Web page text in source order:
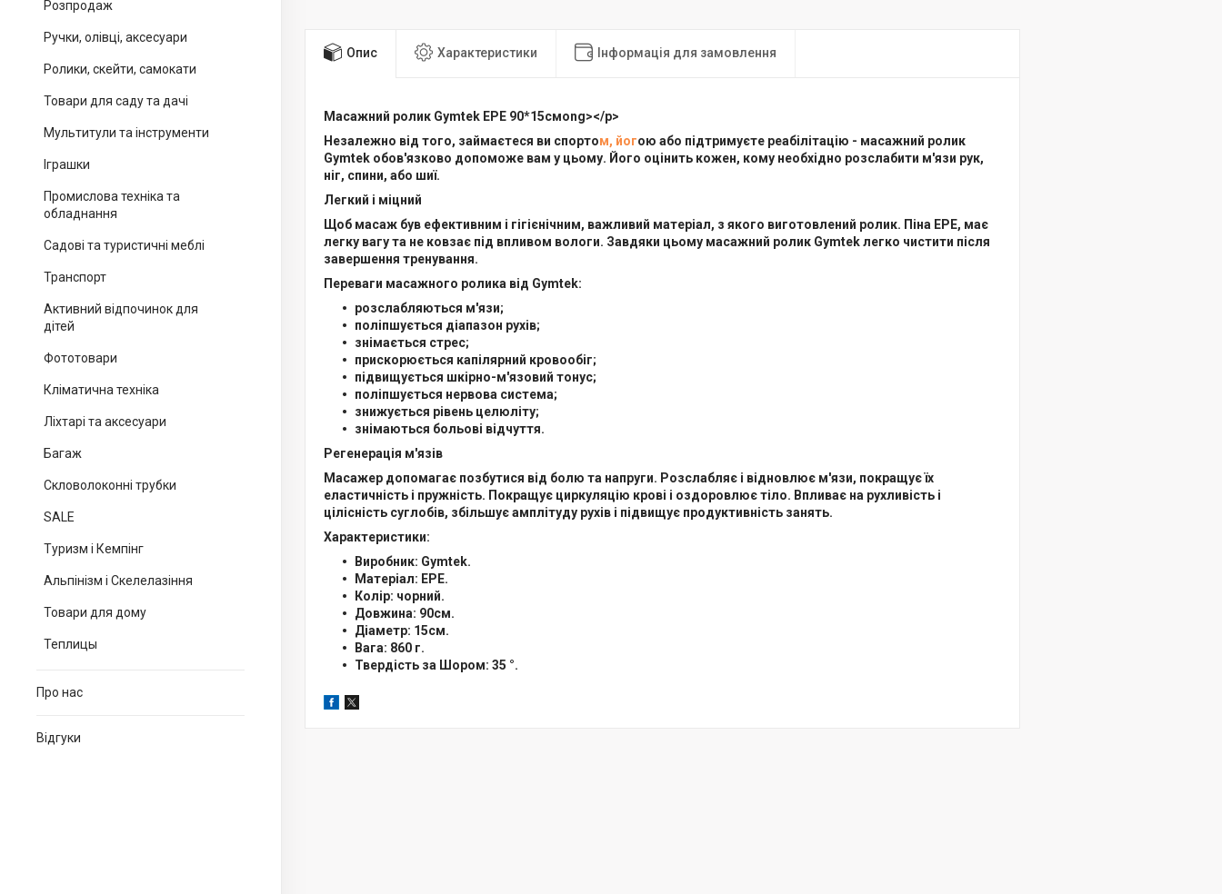
Розпродаж
Ручки, олівці, аксесуари
Ролики, скейти, самокати
Товари для саду та дачі
Мультитули та інструменти
Іграшки
Промислова техніка та
обладнання
Садові та туристичні меблі
Транспорт
Активний відпочинок для
дітей
Фототовари
Кліматична техніка
Ліхтарі та аксесуари
Багаж
Скловолоконні трубки
SALE
Туризм і Кемпінг
Альпінізм і Скелелазіння
Товари для дому
Теплицы
Про нас
Відгуки
Опис Характеристики Інформація для замовлення
Масажний ролик Gymtek EPE 90*15смong></p>
Незалежно від того, займаєтеся ви спортом, йогою або підтримуєте реабілітацію - масажний ролик
Gymtek обов'язково допоможе вам у цьому. Його оцінить кожен, кому необхідно розслабити м'язи рук,
ніг, спини, або шиї.
Легкий і міцний
Щоб масаж був ефективним і гігієнічним, важливий матеріал, з якого виготовлений ролик. Піна EPE, має
легку вагу та не ковзає під впливом вологи. Завдяки цьому масажний ролик Gymtek легко чистити після
завершення тренування.
Переваги масажного ролика від Gymtek:
розслабляються м'язи;
поліпшується діапазон рухів;
знімається стрес;
прискорюється капілярний кровообіг;
підвищується шкірно-м'язовий тонус;
поліпшується нервова система;
знижується рівень целюліту;
знімаються больові відчуття.
Регенерація м'язів
Масажер допомагає позбутися від болю та напруги. Розслабляє і відновлює м'язи, покращує їх
еластичність і пружність. Покращує циркуляцію крові і оздоровлює тіло. Впливає на рухливість і
цілісність суглобів, збільшує амплітуду рухів і підвищує продуктивність занять.
Характеристики:
Виробник: Gymtek.
Матеріал: EPE.
Колір: чорний.
Довжина: 90см.
Діаметр: 15см.
Вага: 860 г.
Твердість за Шором: 35 °.